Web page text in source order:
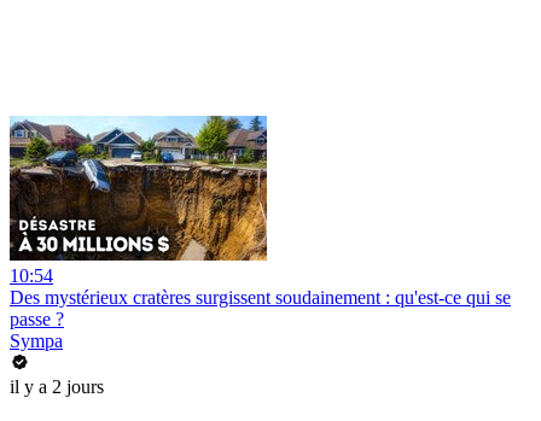
10:54
Des mystérieux cratères surgissent soudainement : qu'est-ce qui se
passe ?
Sympa
il y a 2 jours